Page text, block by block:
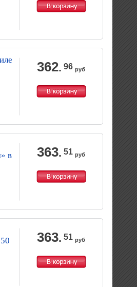
362. 96 руб
в
363. 51 руб
363. 51 руб